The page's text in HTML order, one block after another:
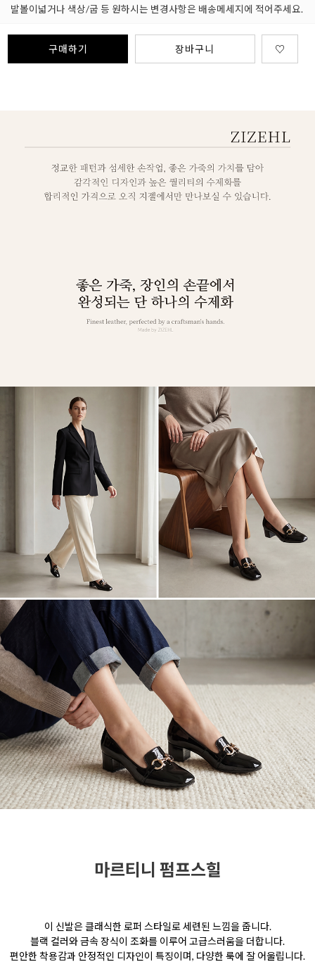
발볼이넓거나 색상/굽 등 원하시는 변경사항은 배송메세지에 적어주세요.
구매하기 장바구니 ♡
마르티니 펌프스힐
이 신발은 클래식한 로퍼 스타일로 세련된 느낌을 줍니다.
블랙 컬러와 금속 장식이 조화를 이루어 고급스러움을 더합니다.
편안한 착용감과 안정적인 디자인이 특징이며, 다양한 룩에 잘 어울립니다.